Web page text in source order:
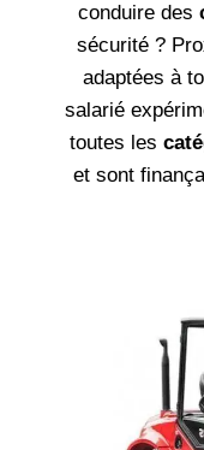
conduire des
sécurité ?
adaptées à
salarié
toutes les
et sont